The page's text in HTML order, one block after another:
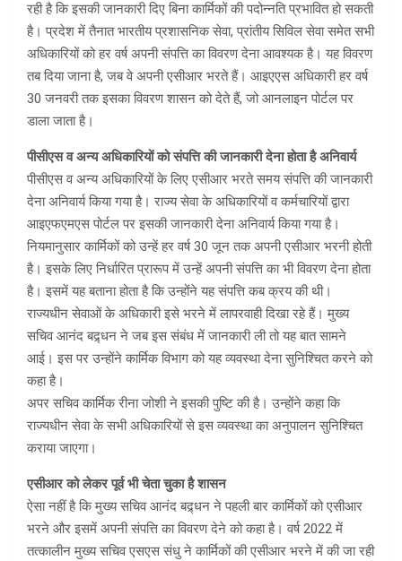
रही है कि इसकी जानकारी दिए बिना कार्मिकों की पदोन्नति प्रभावित हो सकती
है। प्रदेश में तैनात भारतीय प्रशासनिक सेवा, प्रांतीय सिविल सेवा समेत सभी
अधिकारियों को हर वर्ष अपनी संपत्ति का विवरण देना आवश्यक है। यह विवरण
तब दिया जाना है, जब वे अपनी एसीआर भरते हैं। आइएएस अधिकारी हर वर्ष
30 जनवरी तक इसका विवरण शासन को देते हैं, जो आनलाइन पोर्टल पर
डाला जाता है।
पीसीएस व अन्य अधिकारियों को संपत्ति की जानकारी देना होता है अनिवार्य
पीसीएस व अन्य अधिकारियों के लिए एसीआर भरते समय संपत्ति की जानकारी
देना अनिवार्य किया गया है। राज्य सेवा के अधिकारियों व कर्मचारियों द्वारा
आइएफएमएस पोर्टल पर इसकी जानकारी देना अनिवार्य किया गया है।
नियमानुसार कार्मिकों को उन्हें हर वर्ष 30 जून तक अपनी एसीआर भरनी होती
है। इसके लिए निर्धारित प्रारूप में उन्हें अपनी संपत्ति का भी विवरण देना होता
है। इसमें यह बताना होता है कि उन्होंने यह संपत्ति कब क्रय की थी।
राज्यधीन सेवाओं के अधिकारी इसे भरने में लापरवाही दिखा रहे हैं। मुख्य
सचिव आनंद बद्र्धन ने जब इस संबंध में जानकारी ली तो यह बात सामने
आई। इस पर उन्होंने कार्मिक विभाग को यह व्यवस्था देना सुनिश्चित करने को
कहा है।
अपर सचिव कार्मिक रीना जोशी ने इसकी पुष्टि की है। उन्होंने कहा कि
राज्यधीन सेवा के सभी अधिकारियों से इस व्यवस्था का अनुपालन सुनिश्चित
कराया जाएगा।
एसीआर को लेकर पूर्व भी चेता चुका है शासन
ऐसा नहीं है कि मुख्य सचिव आनंद बद्र्धन ने पहली बार कार्मिकों को एसीआर
भरने और इसमें अपनी संपत्ति का विवरण देने को कहा है। वर्ष 2022 में
तत्कालीन मुख्य सचिव एसएस संधु ने कार्मिकों की एसीआर भरने में की जा रही